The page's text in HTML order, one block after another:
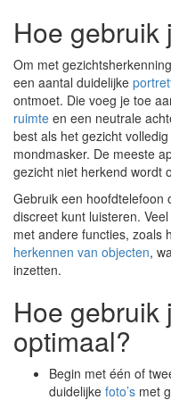
Hoe gebruik
Om met
een aantal duidelijke
ontmoet. Die voeg je toe
ruimte en een neutrale
best als het gezicht
mondmasker. De meeste
gezicht niet herkend wordt
Gebruik een hoofdtelefoon
discreet kunt luisteren.
met andere functies, zoals
herkennen van objecten,
inzetten.
Hoe gebruik
optimaal?
Begin met één of
duidelijke foto’s met